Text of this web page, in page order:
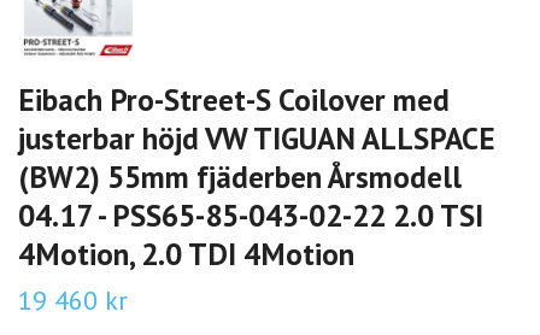
Eibach Pro-Street-S Coilover med
justerbar höjd VW TIGUAN ALLSPACE
(BW2) 55mm fjäderben Årsmodell
04.17 - PSS65-85-043-02-22 2.0 TSI
4Motion, 2.0 TDI 4Motion
19 460 kr